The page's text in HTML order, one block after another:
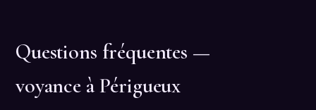
Questions fréquentes —
voyance à Périgueux